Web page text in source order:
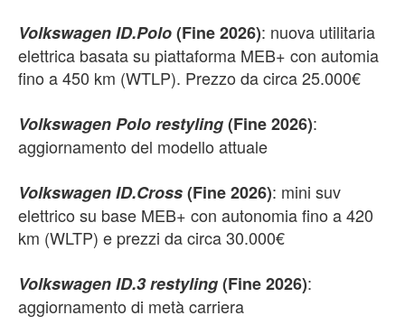
Volkswagen ID.Polo(Fine 2026): nuova utilitaria
elettrica basata su piattaforma MEB+ con automia
fino a 450 km (WTLP). Prezzo da circa 25.000€
Volkswagen Polo restyling(Fine 2026):
aggiornamento del modello attuale
Volkswagen ID.Cross(Fine 2026): mini suv
elettrico su base MEB+ con autonomia fino a 420
km (WLTP) e prezzi da circa 30.000€
Volkswagen ID.3 restyling(Fine 2026):
aggiornamento di metà carriera